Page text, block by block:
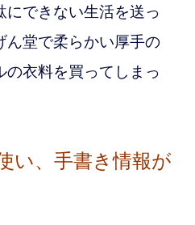
にできない生活を送っ
ん堂で柔らかい厚手の
の衣料を買ってしまっ
い、手書き情報が